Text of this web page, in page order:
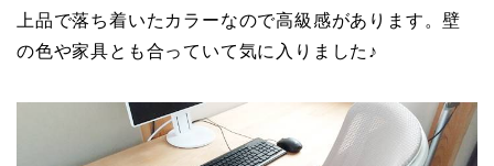
上品で落ち着いたカラーなので高級感があります。壁
の色や家具とも合っていて気に入りました♪